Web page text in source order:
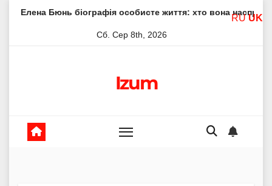
біографія особисте життя: хто вона насправді Елена
Сб. Сер 8th, 2026
Izum
RU UK